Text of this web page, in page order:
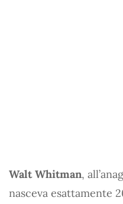
Walt Whitman,
nasceva esattamente